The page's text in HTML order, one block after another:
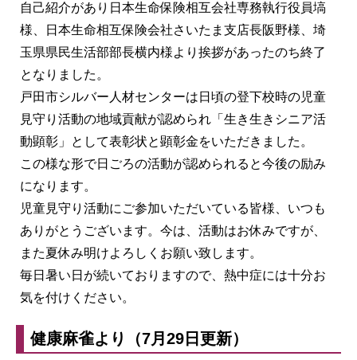
自己紹介があり日本生命保険相互会社専務執行役員塙
様、日本生命相互保険会社さいたま支店長阪野様、埼
玉県県民生活部部長横内様より挨拶があったのち終了
となりました。
戸田市シルバー人材センターは日頃の登下校時の児童
見守り活動の地域貢献が認められ「生き生きシニア活
動顕彰」として表彰状と顕彰金をいただきました。
この様な形で日ごろの活動が認められると今後の励み
になります。
児童見守り活動にご参加いただいている皆様、いつも
ありがとうございます。今は、活動はお休みですが、
また夏休み明けよろしくお願い致します。
毎日暑い日が続いておりますので、熱中症には十分お
気を付けください。
健康麻雀より（7月29日更新）